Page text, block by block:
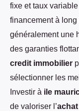
fixe et taux
financement à
généralement une
des garanties
credit immobilier
sélectionner les
Investir à ile
de valoriser l’